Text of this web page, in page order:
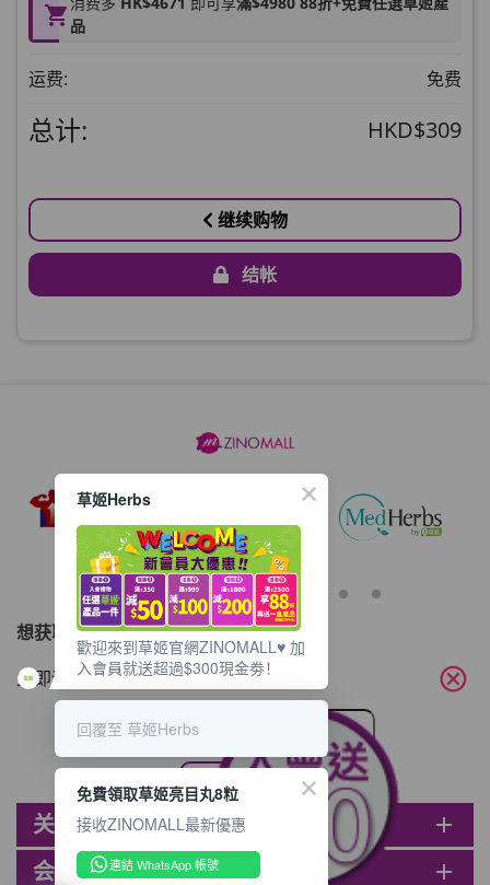
此商品最多可加购1件
品
运费: 免费
总计: HKD$309
继续购物
结帐
想获取最新的优惠资讯？
立即订阅电子邮件!
关于ZINOMALL add
会员 add
cancel
草姬Herbs
歡迎來到草姬官網ZINOMALL♥️ 加
入會員就送超過$300現金劵！
回覆至 草姬Herbs
免費領取草姬亮目丸8粒
接收ZINOMALL最新優惠
連結 WhatsApp 帳號